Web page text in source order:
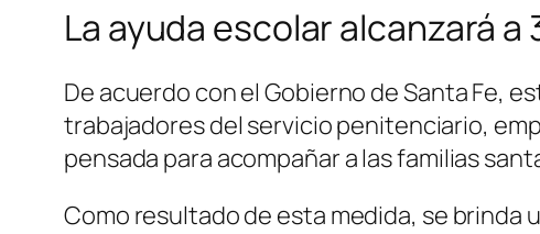
La ayuda escolar alcanzará
De acuerdo con el Gobierno de Santa Fe,
trabajadores del servicio penitenciario,
pensada para acompañar a las familias
Como resultado de esta medida, se brinda